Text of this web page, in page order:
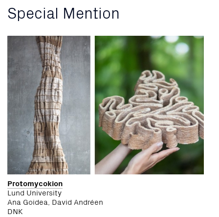
Special Mention
Protomycokion
Lund University
Ana Goidea, David Andréen
DNK